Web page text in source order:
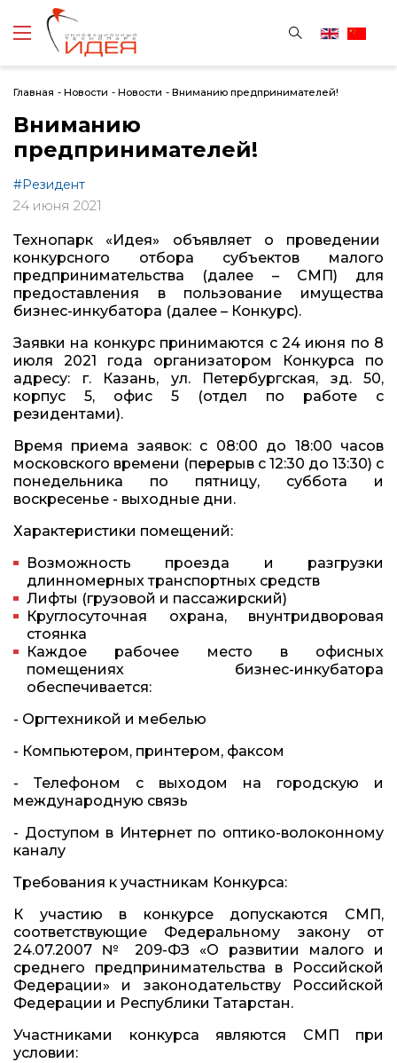
Главная - Новости - Новости - Вниманию предпринимателей!
Вниманию
предпринимателей!
#Резидент
24 июня 2021
Технопарк «Идея» объявляет о проведении
конкурсного отбора субъектов малого
предпринимательства (далее – СМП) для
предоставления в пользование имущества
бизнес-инкубатора (далее – Конкурс).
Заявки на конкурс принимаются с 24 июня по 8
июля 2021 года организатором Конкурса по
адресу: г. Казань, ул. Петербургская, зд. 50,
корпус 5, офис 5 (отдел по работе с
резидентами).
Время приема заявок: с 08:00 до 18:00 часов
московского времени (перерыв с 12:30 до 13:30) с
понедельника по пятницу, суббота и
воскресенье - выходные дни.
Характеристики помещений:
Возможность проезда и разгрузки
длинномерных транспортных средств
Лифты (грузовой и пассажирский)
Круглосуточная охрана, внунтридворовая
стоянка
Каждое рабочее место в офисных
помещениях бизнес-инкубатора
обеспечивается:
- Оргтехникой и мебелью
- Компьютером, принтером, факсом
- Телефоном с выходом на городскую и
международную связь
- Доступом в Интернет по оптико-волоконному
каналу
Требования к участникам Конкурса:
К участию в конкурсе допускаются СМП,
соответствующие Федеральному закону от
24.07.2007 № 209-ФЗ «О развитии малого и
среднего предпринимательства в Российской
Федерации» и законодательству Российской
Федерации и Республики Татарстан.
Участниками конкурса являются СМП при
условии: